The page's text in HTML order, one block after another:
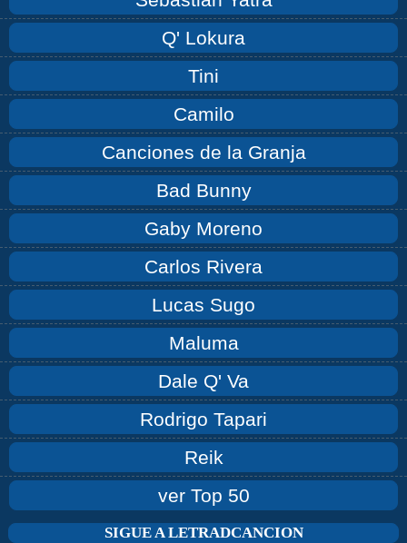
Q' Lokura
Tini
Camilo
Canciones de la Granja
Bad Bunny
Gaby Moreno
Carlos Rivera
Lucas Sugo
Maluma
Dale Q' Va
Rodrigo Tapari
Reik
ver Top 50
SIGUE A LETRADCANCION